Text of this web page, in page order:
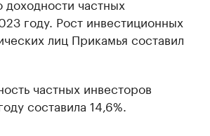
году. Рост инвестиционных
лиц Прикамья составил
частных инвесторов
составила 14,6%.